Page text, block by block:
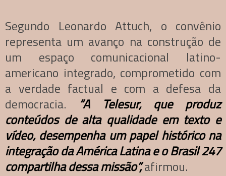
Segundo Leonardo Attuch, o convênio
representa um avanço na construção de
um espaço comunicacional latino-
americano integrado, comprometido com
a verdade factual e com a defesa da
democracia.
“A Telesur, que produz
conteúdos de alta qualidade em texto e
vídeo, desempenha um papel histórico na
integração da América Latina e o Brasil 247
compartilha dessa missão”,afirmou.